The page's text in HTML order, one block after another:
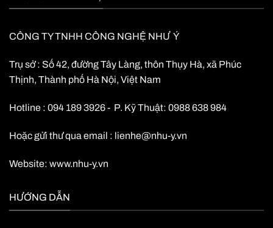
CÔNG TY TNHH CÔNG NGHỆ NHƯ Ý
Trụ sở : Số 42, đường Tây Làng, thôn Thụy Hà, xã Phúc
Thịnh, Thành phố Hà Nội, Việt Nam
Hotline : 094 189 3926 - P. Kỹ Thuật: 0988 638 984
Hoặc gửi thư qua email : lienhe@nhu-y.vn
Website: www.nhu-y.vn
HƯỚNG DẪN